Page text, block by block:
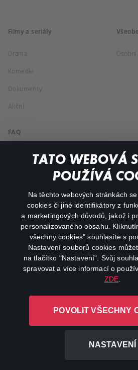
TATO WEBOVÁ
POUŽÍVÁ
Na těchto webových stránkách
cookies či jiné identifikátory z
a marketingových důvodů, jakož i
personalizovaného obsahu.
všechny cookies" souhlasíte s
Nastavení souborů cookies
na tlačítko "Nastavení". Svůj
spravovat a více informací o
ZDE
POVOLIT VŠECHNY
NASTAVENÍ
Filmy a seriály
Drama
Komedie
Dokumenty
Akční
FAQ
Můj účet
Důležité odkazy
facebook
L-1246 Luxembourg R.C.S.